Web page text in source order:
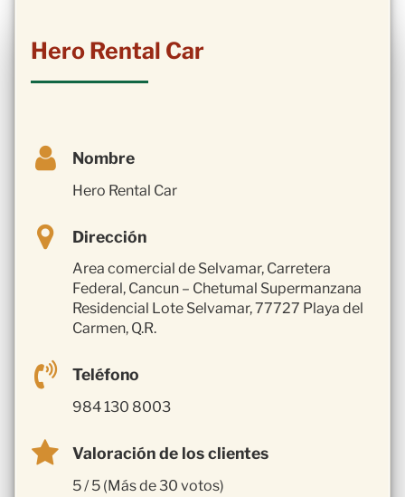
Hero Rental Car
Nombre
Hero Rental Car
Dirección
Area comercial de Selvamar, Carretera
Federal, Cancun – Chetumal Supermanzana
Residencial Lote Selvamar, 77727 Playa del
Carmen, Q.R.
Teléfono
984 130 8003
Valoración de los clientes
5 / 5 (Más de 30 votos)